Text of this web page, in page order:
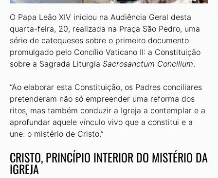
O Papa Leão XIV iniciou na Audiência Geral desta
quarta-feira, 20, realizada na Praça São Pedro, uma
série de catequeses sobre o primeiro documento
promulgado pelo Concílio Vaticano II: a Constituição
sobre a Sagrada Liturgia Sacrosanctum Concilium.
“Ao elaborar esta Constituição, os Padres conciliares
pretenderam não só empreender uma reforma dos
ritos, mas também conduzir a Igreja a contemplar e a
aprofundar aquele vínculo vivo que a constitui e a
une: o mistério de Cristo.”
CRISTO, PRINCÍPIO INTERIOR DO MISTÉRIO DA
IGREJA